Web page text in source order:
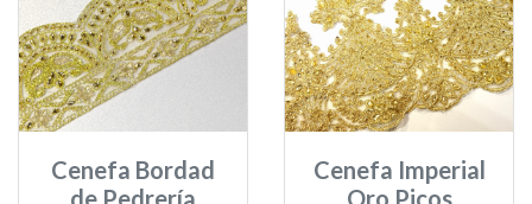
Cenefa Bordad
de Pedrería
Cenefa Imperial
Oro Picos